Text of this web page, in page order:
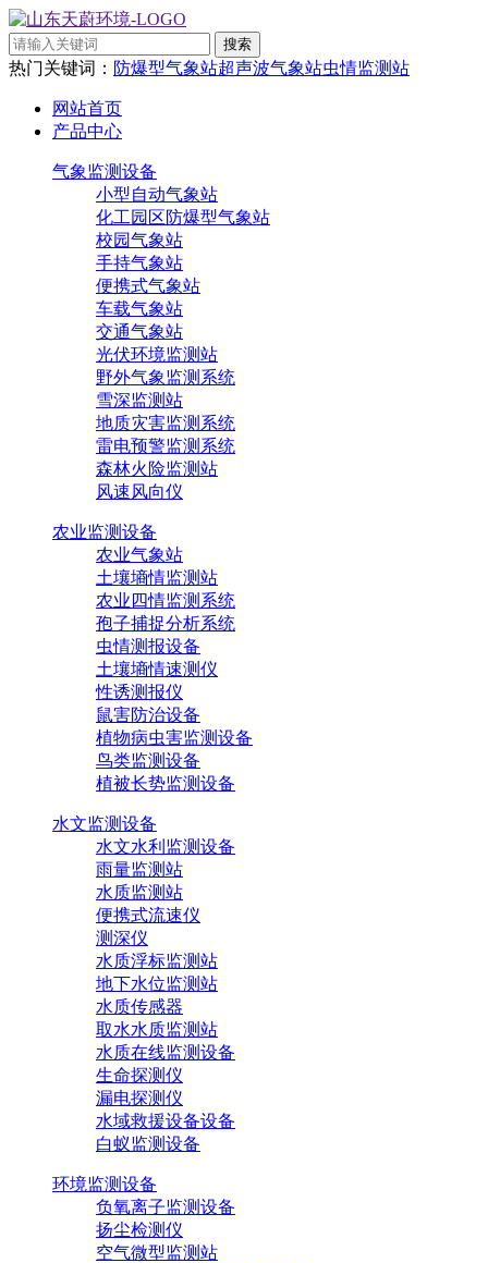
热门关键词： 防爆型气象站超声波气象站虫情监测站
网站首页
产品中心
气象监测设备
小型自动气象站
化工园区防爆型气象站
校园气象站
手持气象站
便携式气象站
车载气象站
交通气象站
光伏环境监测站
野外气象监测系统
雪深监测站
地质灾害监测系统
雷电预警监测系统
森林火险监测站
风速风向仪
农业监测设备
农业气象站
土壤墒情监测站
农业四情监测系统
孢子捕捉分析系统
虫情测报设备
土壤墒情速测仪
性诱测报仪
鼠害防治设备
植物病虫害监测设备
鸟类监测设备
植被长势监测设备
水文监测设备
水文水利监测设备
雨量监测站
水质监测站
便携式流速仪
测深仪
水质浮标监测站
地下水位监测站
水质传感器
取水水质监测站
水质在线监测设备
生命探测仪
漏电探测仪
水域救援设备设备
白蚁监测设备
环境监测设备
负氧离子监测设备
扬尘检测仪
空气微型监测站